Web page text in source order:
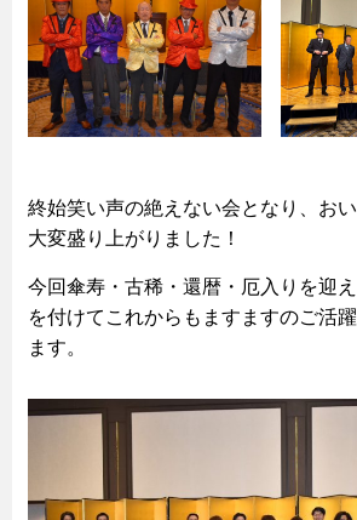
終始笑い声の絶えない会となり、お
大変盛り上がりました！
今回傘寿・古稀・還暦・厄入りを迎
を付けてこれからもますますのご活
ます。